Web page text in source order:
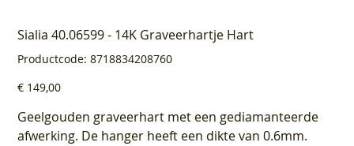
Sialia 40.06599 - 14K Graveerhartje Hart
Productcode: Productcode
8718834208760
8718834208760
Prijs
€ 149,00
Geelgouden graveerhart met een gediamanteerde
afwerking. De hanger heeft een dikte van 0.6mm.